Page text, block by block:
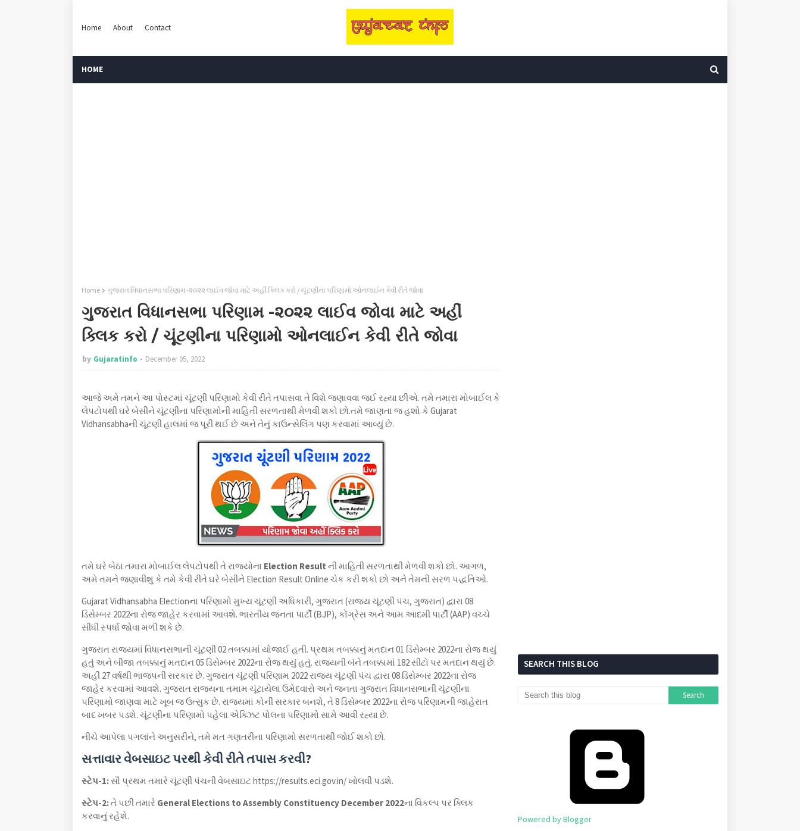
Home About Contact
HOME
Home ગુજરાત વિધાનસભા પરિણામ -૨૦૨૨ લાઈવ જોવા માટે અહીં ક્લિક કરો / ચૂંટણીના પરિણામો ઓનલાઈન કેવી રીતે જોવા
ગુજરાત વિધાનસભા પરિણામ -૨૦૨૨ લાઈવ જોવા માટે અહીં
ક્લિક કરો / ચૂંટણીના પરિણામો ઓનલાઈન કેવી રીતે જોવા
by Gujaratinfo December 05, 2022
આજે અમે તમને આ પોસ્ટમાં ચૂંટણી પરિણામો કેવી રીતે તપાસવા તે વિશે જણાવવા જઈ રહ્યા છીએ. તમે તમારા મોબાઈલ કે
લેપટોપથી ઘરે બેસીને ચૂંટણીના પરિણામોની માહિતી સરળતાથી મેળવી શકો છો.તમે જાણતા જ હશો કે Gujarat
Vidhansabhaની ચૂંટણી હાલમાં જ પૂરી થઈ છે અને તેનું કાઉન્સેલિંગ પણ કરવામાં આવ્યું છે.
તમે ઘરે બેઠા તમારા મોબાઈલ લેપટોપથી તે રાજ્યોના Election Result ની માહિતી સરળતાથી મેળવી શકો છો. આગળ,
અમે તમને જણાવીશું કે તમે કેવી રીતે ઘરે બેસીને Election Result Online ચેક કરી શકો છો અને તેમની સરળ પદ્ધતિઓ.
Gujarat Vidhansabha Electionના પરિણામો મુખ્ય ચૂંટણી અધિકારી, ગુજરાત (રાજ્ય ચૂંટણી પંચ, ગુજરાત) દ્વારા 08
ડિસેમ્બર 2022ના રોજ જાહેર કરવામાં આવશે. ભારતીય જનતા પાર્ટી (BJP), કોંગ્રેસ અને આમ આદમી પાર્ટી (AAP) વચ્ચે
સીધી સ્પર્ધા જોવા મળી શકે છે.
ગુજરાત રાજ્યમાં વિધાનસભાની ચૂંટણી 02 તબક્કામાં યોજાઈ હતી. પ્રથમ તબક્કાનું મતદાન 01 ડિસેમ્બર 2022ના રોજ થયું
હતું અને બીજા તબક્કાનું મતદાન 05 ડિસેમ્બર 2022ના રોજ થયું હતું. રાજ્યની બંને તબક્કામાં 182 સીટો પર મતદાન થયું છે.
અહીં 27 વર્ષથી ભાજપની સરકાર છે. ગુજરાત ચૂંટણી પરિણામ 2022 રાજ્ય ચૂંટણી પંચ દ્વારા 08 ડિસેમ્બર 2022ના રોજ
જાહેર કરવામાં આવશે. ગુજરાત રાજ્યના તમામ ચૂંટાયેલા ઉમેદવારો અને જનતા ગુજરાત વિધાનસભાની ચૂંટણીના
પરિણામો જાણવા માટે ખૂબ જ ઉત્સુક છે. રાજ્યમાં કોની સરકાર બનશે, તે 8 ડિસેમ્બર 2022ના રોજ પરિણામની જાહેરાત
બાદ ખબર પડશે. ચૂંટણીના પરિણામો પહેલા એક્ઝિટ પોલના પરિણામો સામે આવી રહ્યા છે.
નીચે આપેલા પગલાંને અનુસરીને, તમે મત ગણતરીના પરિણામો સરળતાથી જોઈ શકો છો.
સત્તાવાર વેબસાઇટ પરથી કેવી રીતે તપાસ કરવી?
સ્ટેપ-1:સૌ પ્રથમ તમારે ચૂંટણી પંચની વેબસાઇટ https://results.eci.gov.in/ ખોલવી પડશે.
સ્ટેપ-2:તે પછી તમારે General Elections to Assembly Constituency December 2022ના વિકલ્પ પર ક્લિક
કરવાનું રહેશે.
SEARCH THIS BLOG
Powered by Blogger